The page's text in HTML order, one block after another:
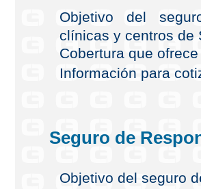
Objetivo del
clínicas y centros de
Cobertura que ofrece
Información para
Seguro de
Objetivo del seguro